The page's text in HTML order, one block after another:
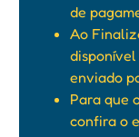
de
Ao
enviado
Para que
confira o